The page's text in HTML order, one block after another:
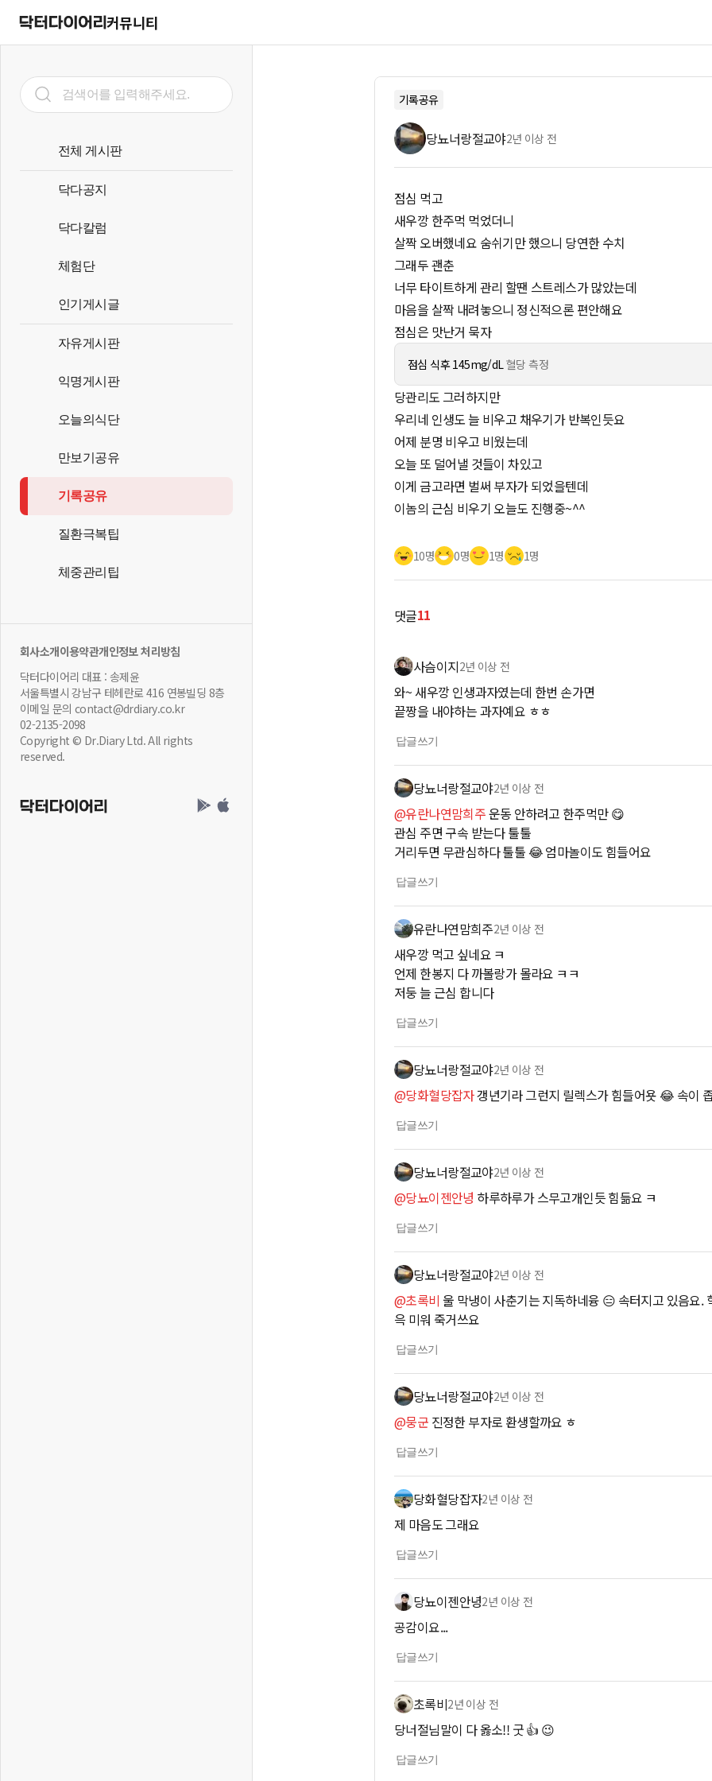
커뮤니티
전체 게시판
닥다공지
닥다칼럼
체험단
인기게시글
자유게시판
익명게시판
오늘의식단
만보기공유
기록공유
질환극복팁
체중관리팁
회사소개이용약관개인정보 처리방침
닥터다이어리 대표 : 송제윤
서울특별시 강남구 테헤란로 416 연봉빌딩 8층
이메일 문의 contact@drdiary.co.kr
02-2135-2098
Copyright © Dr.Diary Ltd. All rights
reserved.
기록공유
당뇨너랑절교야2년 이상 전
점심 먹고
새우깡 한주먹 먹었더니
살짝 오버했네요 숨쉬기만 했으니 당연한 수치
그래두 괜춘
너무 타이트하게 관리 할땐 스트레스가 많았는데
마음을 살짝 내려놓으니 정신적으론 편안해요
점심은 맛난거 묵자
점심 식후 145mg/dL혈당 측정
당관리도 그러하지만
우리네 인생도 늘 비우고 채우기가 반복인듯요
어제 분명 비우고 비웠는데
오늘 또 덜어낼 것들이 차있고
이게 금고라면 벌써 부자가 되었을텐데
이놈의 근심 비우기 오늘도 진행중~^^
10명 0명 1명 1명
댓글11
사슴이지2년 이상 전
와~ 새우깡 인생과자였는데 한번 손가면
끝짱을 내야하는 과자예요 ㅎㅎ
답글쓰기
당뇨너랑절교야2년 이상 전
@유란나연맘희주운동 안하려고 한주먹만 😋
관심 주면 구속 받는다 툴툴
거리두면 무관심하다 툴툴 😂 엄마놀이도 힘들어요
답글쓰기
유란나연맘희주2년 이상 전
새우깡 먹고 싶네요 ㅋ
언제 한봉지 다 까볼랑가 몰라요 ㅋㅋ
저둥 늘 근심 합니다
답글쓰기
당뇨너랑절교야2년 이상 전
@당화혈당잡자갱년기라 그런지 릴렉스가 힘들어욧 😂 속이
답글쓰기
당뇨너랑절교야2년 이상 전
@당뇨이젠안녕 하루하루가 스무고개인듯 힘듦요 ㅋ
답글쓰기
당뇨너랑절교야2년 이상 전
@초록비 울 막냉이 사춘기는 지독하네융 😑 속터지고 있음요.
윽 미워 죽거쓰요
답글쓰기
당뇨너랑절교야2년 이상 전
@뭉군 진정한 부자로 환생할까요 ㅎ
답글쓰기
당화혈당잡자2년 이상 전
제 마음도 그래요
답글쓰기
당뇨이젠안녕2년 이상 전
공감이요...
답글쓰기
초록비2년 이상 전
당너절님말이 다 옳소!! 굿 👍 😉
답글쓰기